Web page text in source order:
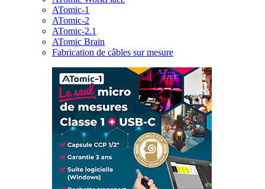
ATomic-1
ATomic-2
ATomic-2.1
ATomic Brain
Fabrication de câbles sur mesure